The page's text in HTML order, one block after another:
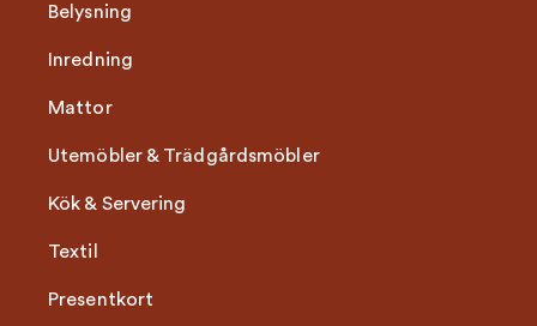
Belysning
Inredning
Mattor
Utemöbler & Trädgårdsmöbler
Kök & Servering
Textil
Presentkort